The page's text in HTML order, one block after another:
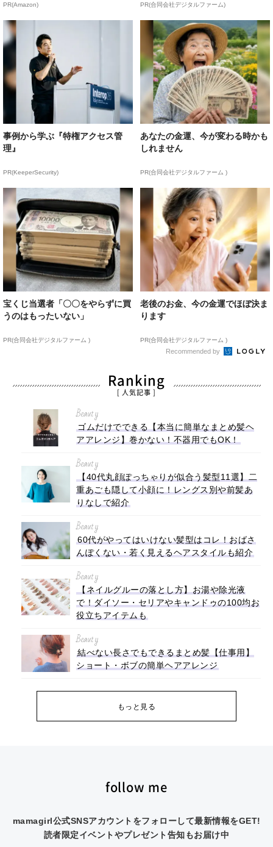
PR(Amazon) PR(合同会社デジタルファーム)
事例から学ぶ『特権アクセス管
理』
PR(KeeperSecurity)
あなたの金運、今が変わる時かも
しれません
PR(合同会社デジタルファーム )
宝くじ当選者「〇〇をやらずに買
うのはもったいない」
PR(合同会社デジタルファーム )
老後のお金、今の金運でほぼ決ま
ります
PR(合同会社デジタルファーム )
Recommended by
Ranking
[ 人気記事 ]
Beauty
ゴムだけでできる【本当に簡単なまとめ髪ヘ
アアレンジ】巻かない！不器用でもOK！
Beauty
【40代丸顔ぽっちゃりが似合う髪型11選】二
重あごも隠して小顔に！レングス別や前髪あ
りなしで紹介
Beauty
60代がやってはいけない髪型はコレ！おばさ
んぽくない・若く見えるヘアスタイルも紹介
Beauty
【ネイルグルーの落とし方】お湯や除光液
で！ダイソー・セリアやキャンドゥの100均お
役立ちアイテムも
Beauty
結べない長さでもできるまとめ髪【仕事用】
ショート・ボブの簡単ヘアアレンジ
もっと見る
follow me
mamagirl公式SNSアカウントをフォローして最新情報をGET!
読者限定イベントやプレゼント告知もお届け中